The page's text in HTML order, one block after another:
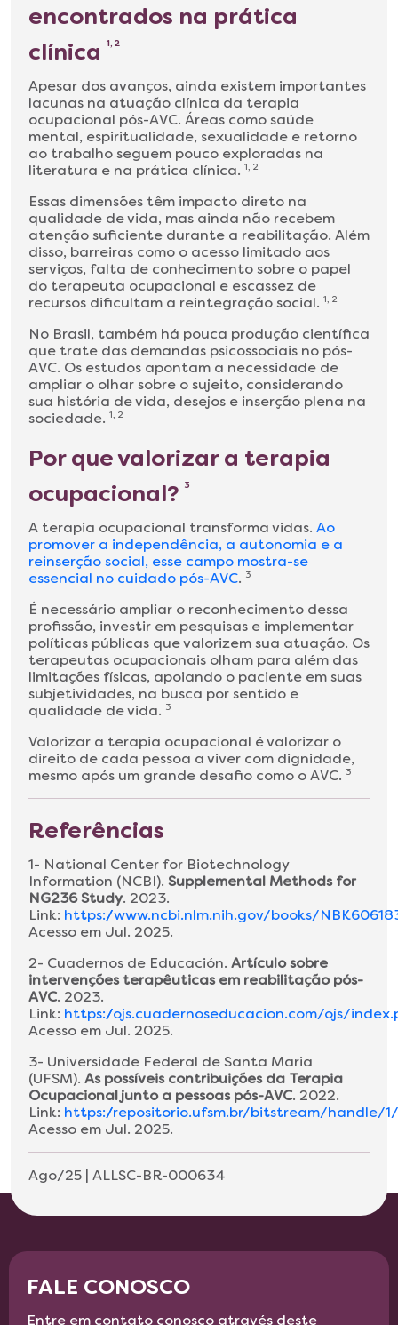
encontrados na prática
clínica
1, 2
Apesar dos avanços, ainda existem importantes
lacunas na atuação clínica da terapia
ocupacional pós-AVC. Áreas como saúde
mental, espiritualidade, sexualidade e retorno
ao trabalho seguem pouco exploradas na
literatura e na prática clínica. 1, 2
Essas dimensões têm impacto direto na
qualidade de vida, mas ainda não recebem
atenção suficiente durante a reabilitação. Além
disso, barreiras como o acesso limitado aos
serviços, falta de conhecimento sobre o papel
do terapeuta ocupacional e escassez de
recursos dificultam a reintegração social. 1, 2
No Brasil, também há pouca produção científica
que trate das demandas psicossociais no pós-
AVC. Os estudos apontam a necessidade de
ampliar o olhar sobre o sujeito, considerando
sua história de vida, desejos e inserção plena na
sociedade. 1, 2
Por que valorizar a terapia
ocupacional? 3
A terapia ocupacional transforma vidas. Ao
promover a independência, a autonomia e a
reinserção social, esse campo mostra-se
essencial no cuidado pós-AVC. 3
É necessário ampliar o reconhecimento dessa
profissão, investir em pesquisas e implementar
políticas públicas que valorizem sua atuação. Os
terapeutas ocupacionais olham para além das
limitações físicas, apoiando o paciente em suas
subjetividades, na busca por sentido e
qualidade de vida. 3
Valorizar a terapia ocupacional é valorizar o
direito de cada pessoa a viver com dignidade,
mesmo após um grande desafio como o AVC. 3
Referências
1- National Center for Biotechnology
Information (NCBI). Supplemental Methods for
NG236 Study. 2023.
Link: https://www.ncbi.nlm.nih.gov/books/
Acesso em Jul. 2025.
2- Cuadernos de Educación. Artículo sobre
intervenções terapêuticas em reabilitação pós-
AVC. 2023.
Link: https://ojs.cuadernoseducacion.com/ojs/
Acesso em Jul. 2025.
3- Universidade Federal de Santa Maria
(UFSM). As possíveis contribuições da Terapia
Ocupacional junto a pessoas pós-AVC. 2022.
Link: https://repositorio.ufsm.br/bitstream/handle/1/
Acesso em Jul. 2025.
Ago/25 | ALLSC-BR-000634
FALE CONOSCO
Entre em contato conosco através deste